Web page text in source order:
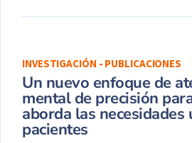
INVESTIGACIÓN - PUBLICACIONES
Un nuevo enfoque de
mental de precisión
aborda las necesidades
pacientes